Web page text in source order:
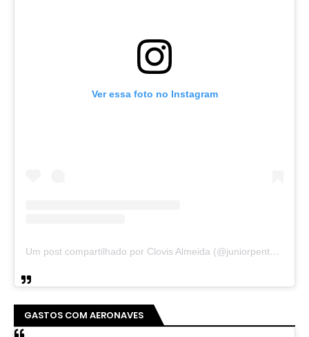
Ver essa foto no Instagram
Um post compartilhado por Clovis Almeida (@juniorpentecoste01)
GASTOS COM AERONAVES